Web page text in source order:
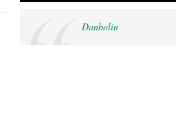
Danbolin